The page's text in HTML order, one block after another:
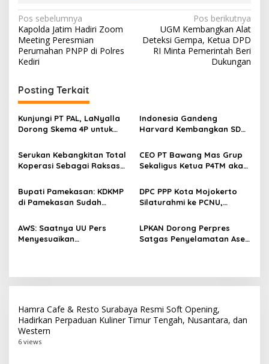
N
a
v
i
g
a
s
i
p
o
s
Pos sebelumnya
Kapolda Jatim Hadiri Zoom
Meeting Peresmian
Perumahan PNPP di Polres
Kediri
Pos berikutnya
UGM Kembangkan Alat
Deteksi Gempa, Ketua DPD
RI Minta Pemerintah Beri
Dukungan
Posting Terkait
Kunjungi PT PAL, LaNyalla
Dorong Skema 4P untuk
Nasional
Indonesia Gandeng
Harvard Kembangkan SDM
Dunia
Serukan Kebangkitan Total
Koperasi Sebagai Raksasa
79
CEO PT Bawang Mas Grup
Sekaligus Ketua P4TM akan
Tembakau di Madura
Bupati Pamekasan: KDKMP
di Pamekasan Sudah
Selesai Akhir Juli 2026
DPC PPP Kota Mojokerto
Silaturahmi ke PCNU,
Masyarakat
AWS: Saatnya UU Pers
Menyesuaikan
LPKAN Dorong Perpres
Satgas Penyelamatan Aset
Hamra Cafe & Resto Surabaya Resmi Soft Opening,
Hadirkan Perpaduan Kuliner Timur Tengah, Nusantara, dan
Western
6 views